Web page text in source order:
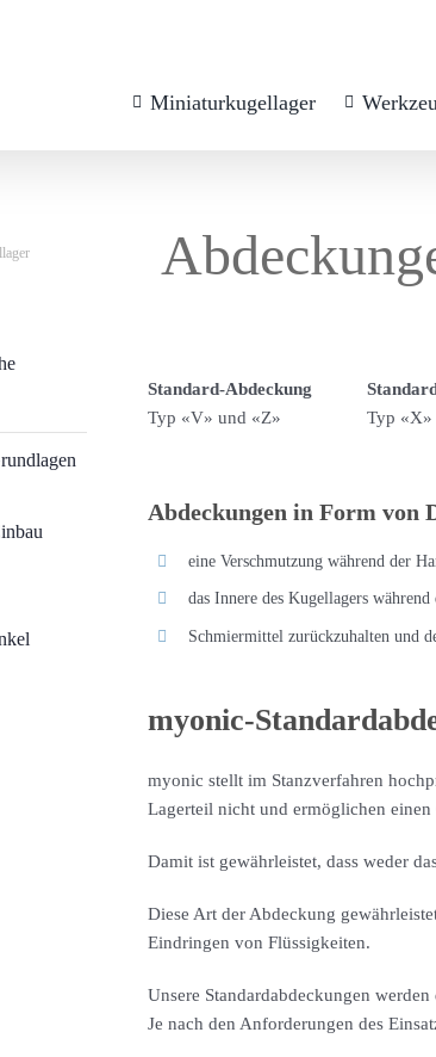
Miniaturkugellager
Standard-Abdeckung
Typ «V» und «Z»
Typ «X»
Abdeckungen in Form von
eine Verschmutzung während der
das Innere des Kugellagers während
Schmiermittel zurückzuhalten und
myonic-
myonic stellt im Stanzverfahren
Lagerteil nicht und ermöglichen
Damit ist gewährleistet, dass weder
Diese Art der Abdeckung
Eindringen von Flüssigkeiten.
Unsere Standardabdeckungen
Je nach den Anforderungen des